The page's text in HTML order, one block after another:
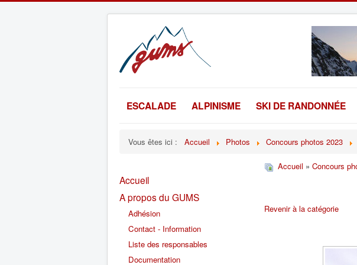
ESCALADE ALPINISME SKI DE RANDONNÉE
Vous êtes ici : Accueil Photos Concours photos 2023
Accueil
A propos du GUMS
Adhésion
Contact - Information
Liste des responsables
Documentation
Accueil » Concours
Revenir à la catégorie